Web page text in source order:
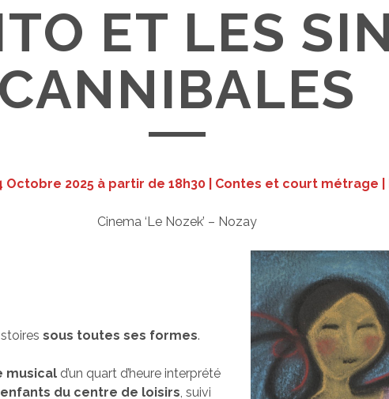
ET LES
Octobre 2025 à partir de 18h30 | Contes et court métrage
Cinema ‘Le Nozek’ – Nozay
sous toutes ses formes.
musicald’un quart d’heure interprété
du centre de loisirs , suivi